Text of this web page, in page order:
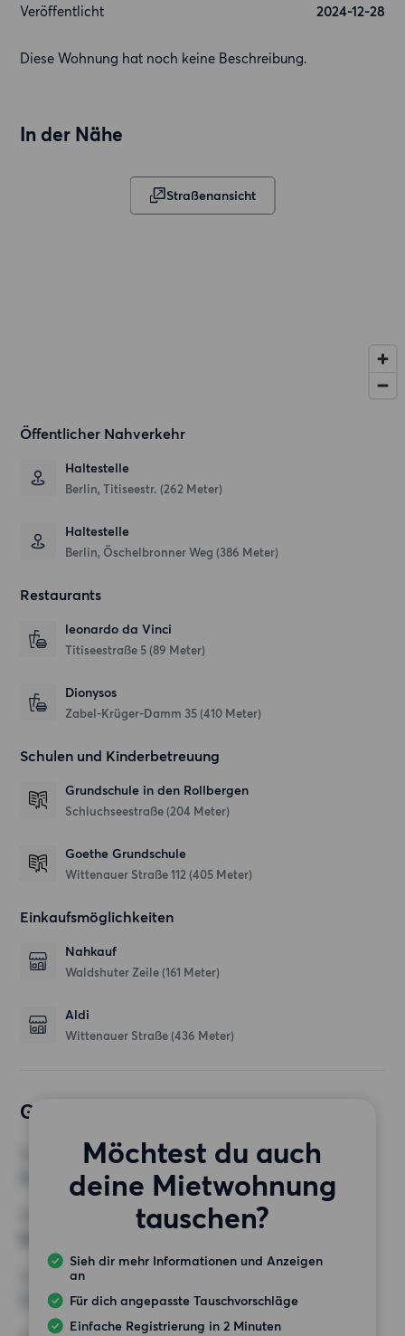
Veröffentlicht
2024-12-28
Diese Wohnung hat noch keine Beschreibung.
In der Nähe
Straßenansicht
Öffentlicher Nahverkehr
Haltestelle
Berlin, Titiseestr. (262 Meter)
Haltestelle
Berlin, Öschelbronner Weg (386 Meter)
Restaurants
leonardo da Vinci
Titiseestraße 5 (89 Meter)
Dionysos
Zabel-Krüger-Damm 35 (410 Meter)
Schulen und Kinderbetreuung
Grundschule in den Rollbergen
Schluchseestraße (204 Meter)
Goethe Grundschule
Wittenauer Straße 112 (405 Meter)
Einkaufsmöglichkeiten
Nahkauf
Waldshuter Zeile (161 Meter)
Aldi
Wittenauer Straße (436 Meter)
Gewünschte Wohnung
Möchtest du auch
deine Mietwohnung
tauschen?
Sieh dir mehr Informationen und Anzeigen
an
Für dich angepasste Tauschvorschläge
Einfache Registrierung in 2 Minuten
4 Zimmer
MINDESTANZAHL AN QUADRATMETERN
HÖCHSTMIETE (KALTMIETE)
1 000 EUR